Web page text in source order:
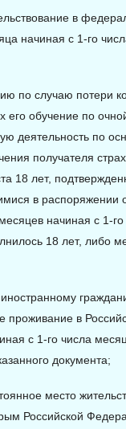
в
начиная с 1-го
по случаю потери
его обучение по
деятельность по
получателя
18 лет,
в распоряжении
начиная с 1-го
18 лет, либо
проживание в
с 1-го числа
документа;
место
Российской